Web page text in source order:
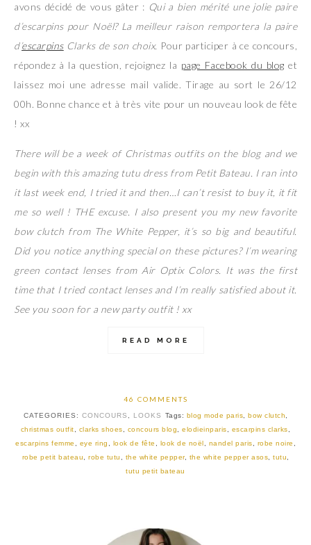
avons décidé de vous gâter : Qui a bien mérité une jolie paire
d’escarpins pour Noël? La meilleur raison remportera la paire
d’escarpinsClarks de son choix. Pour participer à ce concours,
répondez à la question, rejoignez la page Facebook du blog et
laissez moi une adresse mail valide. Tirage au sort le 26/12
00h. Bonne chance et à très vite pour un nouveau look de fête
! xx
There will be a week of Christmas outfits on the blog and we
begin with this amazing tutu dress from Petit Bateau. I ran into
it last week end, I tried it and then…I can’t resist to buy it, it fit
me so well ! THE excuse. I also present you my new favorite
bow clutch from The White Pepper, it’s so big and beautiful.
Did you notice anything special on these pictures? I’m wearing
green contact lenses from Air Optix Colors. It was the first
time that I tried contact lenses and I’m really satisfied about it.
See you soon for a new party outfit ! xx
READ MORE
46 COMMENTS
CATEGORIES: CONCOURS , LOOKS Tags: blog mode paris, bow clutch,
christmas outfit, clarks shoes, concours blog,elodieinparis, escarpins clarks,
escarpins femme , eye ring , look de fête , look de noël, nandel paris, robe noire ,
robe petit bateau, robe tutu , the white pepper, the white pepper asos, tutu,
tutu petit bateau